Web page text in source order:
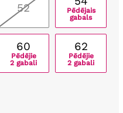
52
Pēdējais
gabals
60
Pēdējie
2 gabali
62
Pēdējie
2 gabali